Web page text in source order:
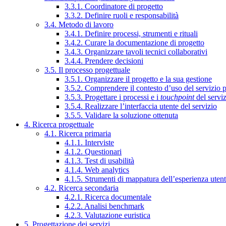
3.3.1. Coordinatore di progetto
3.3.2. Definire ruoli e responsabilità
3.4. Metodo di lavoro
3.4.1. Definire processi, strumenti e rituali
3.4.2. Curare la documentazione di progetto
3.4.3. Organizzare tavoli tecnici collaborativi
3.4.4. Prendere decisioni
3.5. Il processo progettuale
3.5.1. Organizzare il progetto e la sua gestione
3.5.2. Comprendere il contesto d’uso del servizio
3.5.3. Progettare i processi e i touchpointdel
3.5.4. Realizzare l’interfaccia utente del servizio
3.5.5. Validare la soluzione ottenuta
4. Ricerca progettuale
4.1. Ricerca primaria
4.1.1. Interviste
4.1.2. Questionari
4.1.3. Test di usabilità
4.1.4. Web analytics
4.1.5. Strumenti di mappatura dell’esperienza
4.2. Ricerca secondaria
4.2.1. Ricerca documentale
4.2.2. Analisi benchmark
4.2.3. Valutazione euristica
5. Progettazione dei servizi